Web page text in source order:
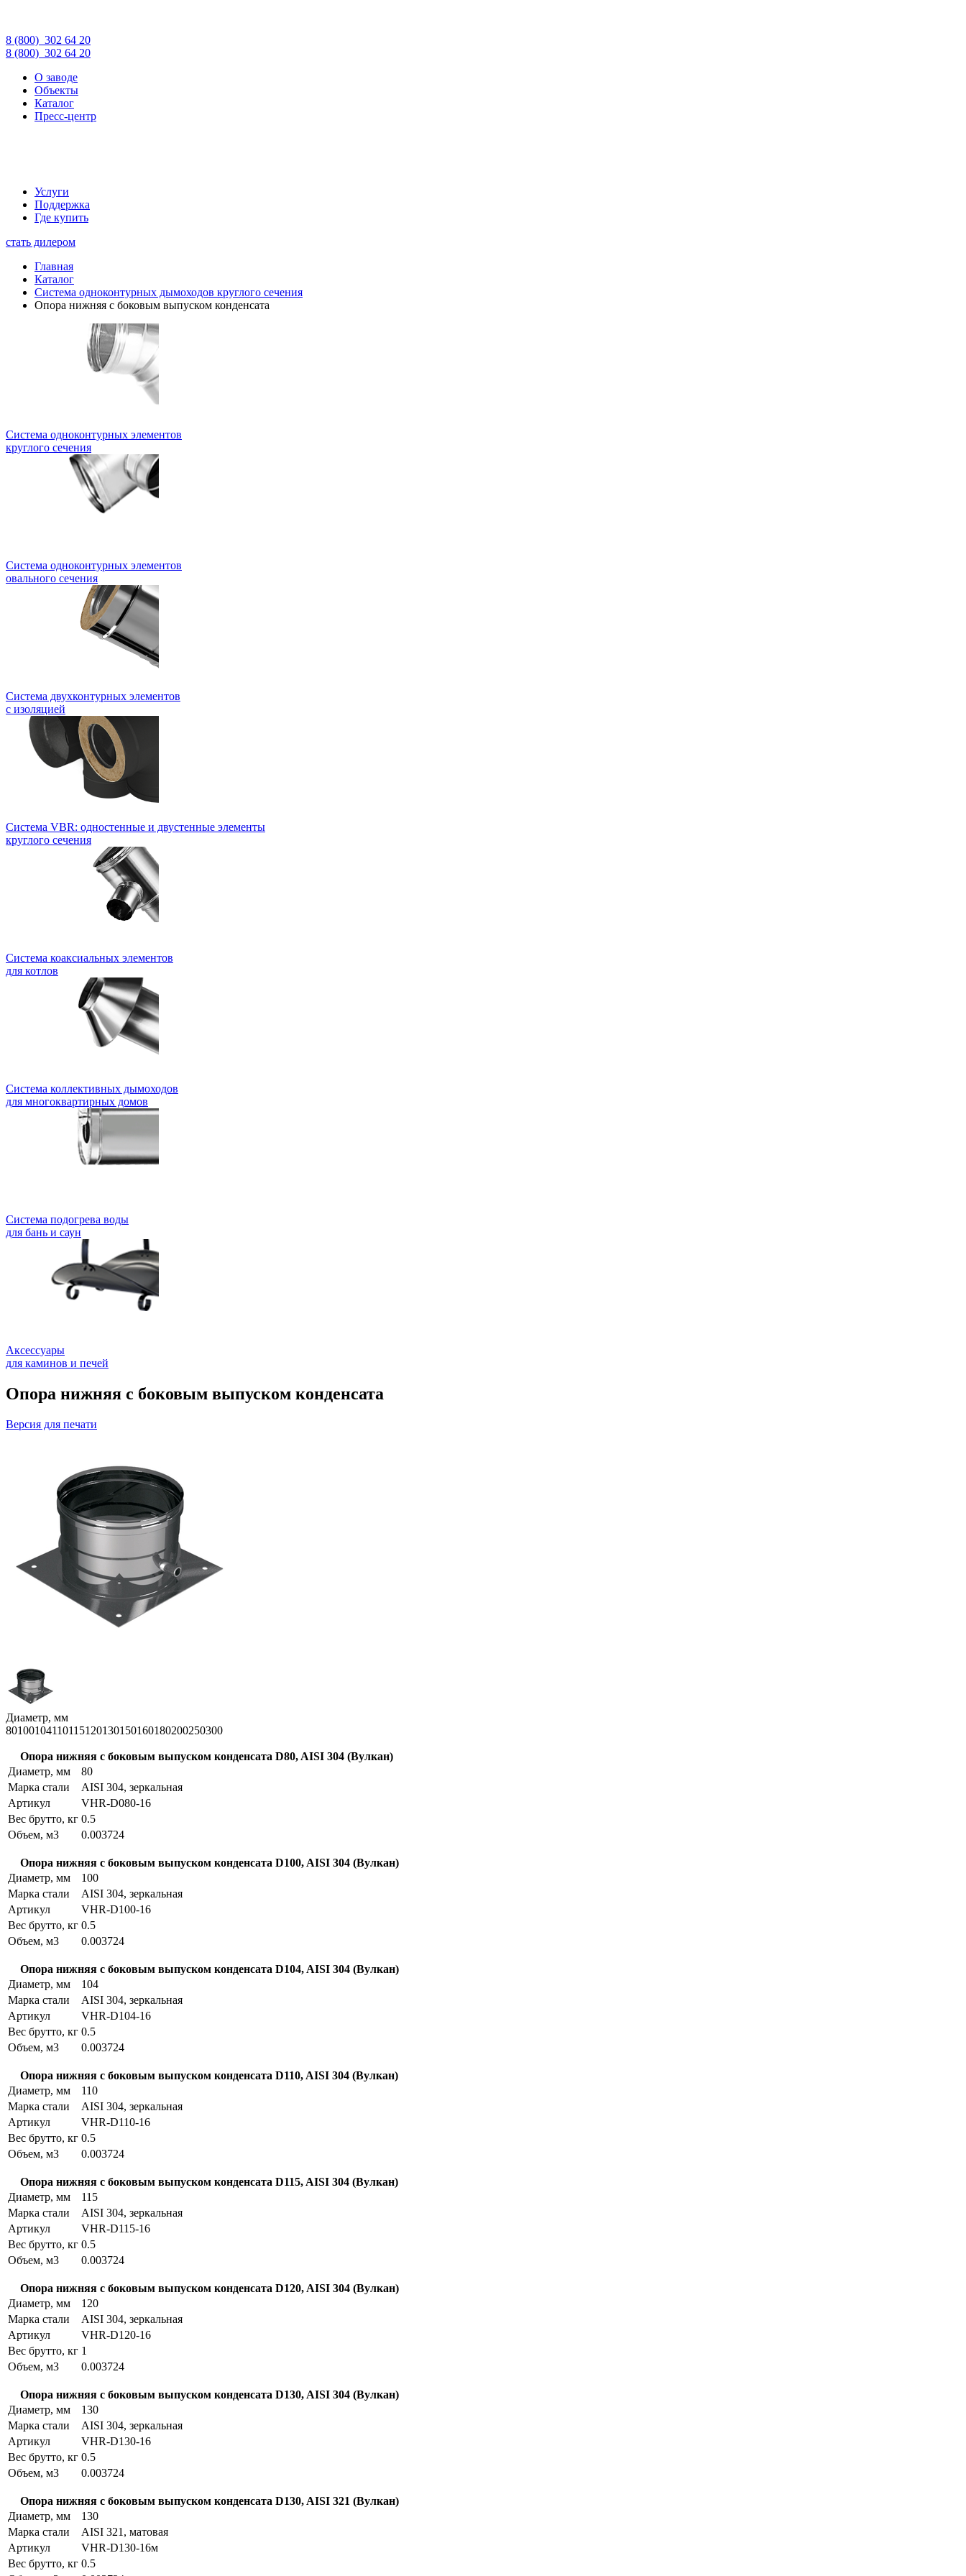
8 (800) 302 64 20
8 (800) 302 64 20
О заводе
Объекты
Каталог
Пресс-центр
Услуги
Поддержка
Где купить
стать дилером
Главная
Каталог
Система одноконтурных дымоходов круглого сечения
Опора нижняя с боковым выпуском конденсата
Система одноконтурных элементов
круглого сечения
Система одноконтурных элементов
овального сечения
Система двухконтурных элементов
с изоляцией
Система VBR: одностенные и двустенные элементы
круглого сечения
Система коаксиальных элементов
для котлов
Система коллективных дымоходов
для многоквартирных домов
Система подогрева воды
для бань и саун
Аксессуары
для каминов и печей
Опора нижняя с боковым выпуском конденсата
Версия для печати
Диаметр, мм
80100104110115120130150160180200250300
Опора нижняя с боковым выпуском конденсата D80, AISI 304 (Вулкан)
Диаметр, мм
80
Марка стали
AISI 304, зеркальная
Артикул
VHR-D080-16
Вес брутто, кг 0.5
Объем, м3
0.003724
Опора нижняя с боковым выпуском конденсата D100, AISI 304 (Вулкан)
Диаметр, мм
100
Марка стали
AISI 304, зеркальная
Артикул
VHR-D100-16
Вес брутто, кг 0.5
Объем, м3
0.003724
Опора нижняя с боковым выпуском конденсата D104, AISI 304 (Вулкан)
Диаметр, мм
104
Марка стали
AISI 304, зеркальная
Артикул
VHR-D104-16
Вес брутто, кг 0.5
Объем, м3
0.003724
Опора нижняя с боковым выпуском конденсата D110, AISI 304 (Вулкан)
Диаметр, мм
110
Марка стали
AISI 304, зеркальная
Артикул
VHR-D110-16
Вес брутто, кг 0.5
Объем, м3
0.003724
Опора нижняя с боковым выпуском конденсата D115, AISI 304 (Вулкан)
Диаметр, мм
115
Марка стали
AISI 304, зеркальная
Артикул
VHR-D115-16
Вес брутто, кг 0.5
Объем, м3
0.003724
Опора нижняя с боковым выпуском конденсата D120, AISI 304 (Вулкан)
Диаметр, мм
120
Марка стали
AISI 304, зеркальная
Артикул
VHR-D120-16
Вес брутто, кг 1
Объем, м3
0.003724
Опора нижняя с боковым выпуском конденсата D130, AISI 304 (Вулкан)
Диаметр, мм
130
Марка стали
AISI 304, зеркальная
Артикул
VHR-D130-16
Вес брутто, кг 0.5
Объем, м3
0.003724
Опора нижняя с боковым выпуском конденсата D130, AISI 321 (Вулкан)
Диаметр, мм
130
Марка стали
AISI 321, матовая
Артикул
VHR-D130-16м
Вес брутто, кг 0.5